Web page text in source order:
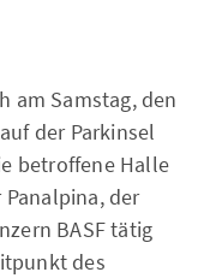
am Samstag, den
der Parkinsel
betroffene Halle
der
BASF tätig
des